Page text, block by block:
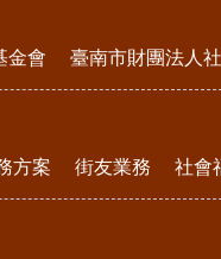
金會 臺南市財團法人
方案 街友業務 社會